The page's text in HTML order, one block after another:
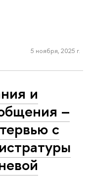
5 ноября, 2025 г.
и
–
с